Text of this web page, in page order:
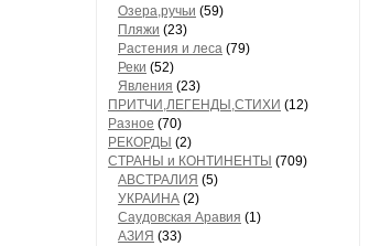
Озера,ручьи (59)
Пляжи (23)
Растения и леса (79)
Реки (52)
Явления (23)
ПРИТЧИ,ЛЕГЕНДЫ,СТИХИ (12)
Разное (70)
РЕКОРДЫ (2)
СТРАНЫ и КОНТИНЕНТЫ (709)
АВСТРАЛИЯ (5)
УКРАИНА (2)
Саудовская Аравия (1)
АЗИЯ (33)